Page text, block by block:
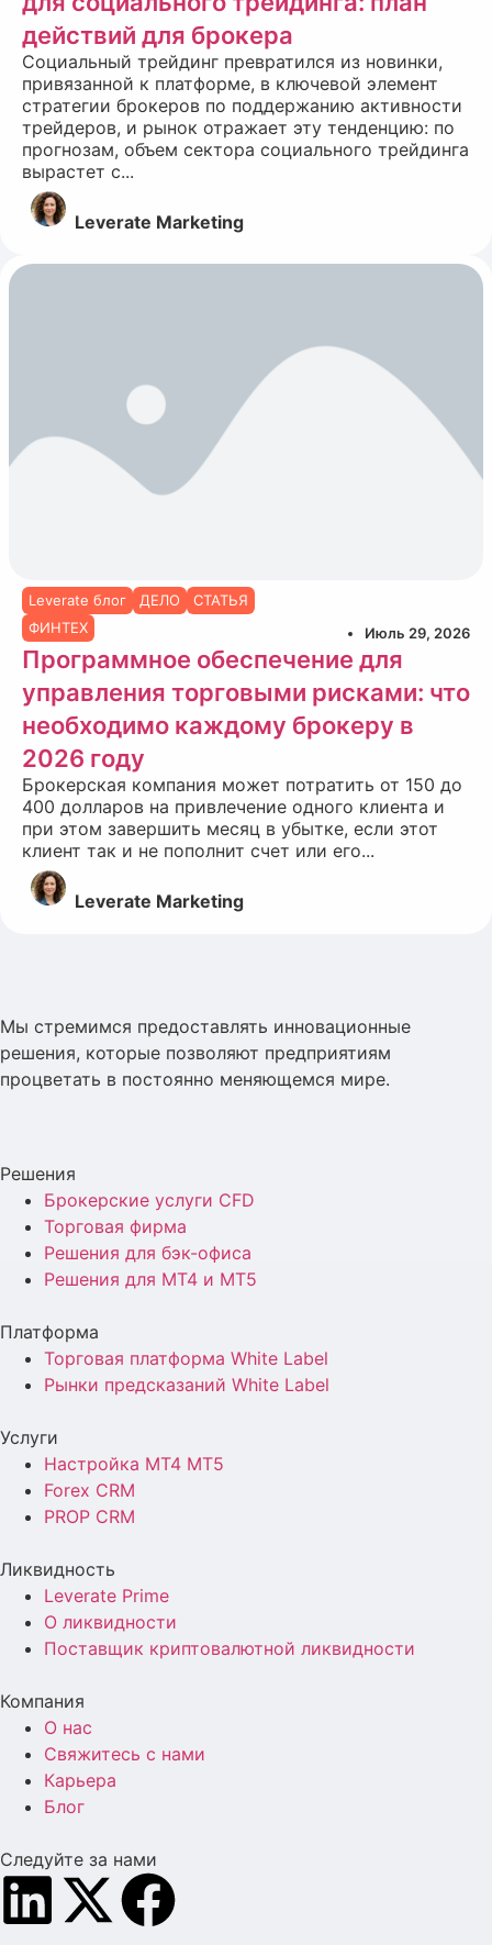
действий для брокера
Социальный трейдинг превратился из новинки,
привязанной к платформе, в ключевой элемент
стратегии брокеров по поддержанию активности
трейдеров, и рынок отражает эту тенденцию: по
прогнозам, объем сектора социального трейдинга
вырастет с...
Leverate Marketing
Leverate блог ДЕЛО
СТАТЬЯ
ФИНТЕХ
Июль 29, 2026
Программное обеспечение для
управления торговыми рисками: что
необходимо каждому брокеру в
2026 году
Брокерская компания может потратить от 150 до
400 долларов на привлечение одного клиента и
при этом завершить месяц в убытке, если этот
клиент так и не пополнит счет или его...
Leverate Marketing
Мы стремимся предоставлять инновационные
решения, которые позволяют предприятиям
процветать в постоянно меняющемся мире.
Решения
Брокерские услуги CFD
Торговая фирма
Решения для бэк-офиса
Решения для MT4 и MT5
Платформа
Торговая платформа White Label
Рынки предсказаний White Label
Услуги
Настройка MT4 MT5
Forex CRM
PROP CRM
Ликвидность
Leverate Prime
О ликвидности
Поставщик криптовалютной ликвидности
Компания
О нас
Свяжитесь с нами
Карьера
Блог
Следуйте за нами